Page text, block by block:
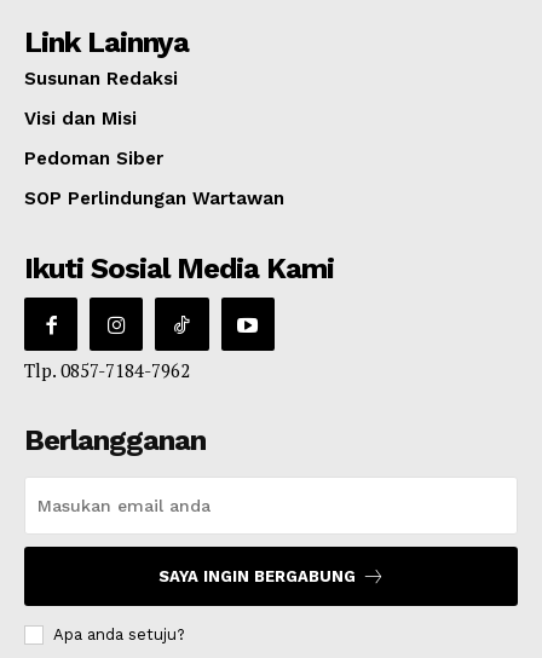
Link Lainnya
Susunan Redaksi
Visi dan Misi
Pedoman Siber
SOP Perlindungan Wartawan
Ikuti Sosial Media Kami
Tlp. 0857-7184-7962
Berlangganan
SAYA INGIN BERGABUNG
Apa anda setuju?